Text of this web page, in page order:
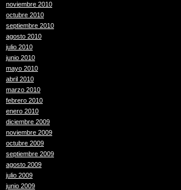
noviembre 2010
octubre 2010
septiembre 2010
agosto 2010
julio 2010
junio 2010
mayo 2010
abril 2010
marzo 2010
febrero 2010
enero 2010
diciembre 2009
noviembre 2009
octubre 2009
septiembre 2009
agosto 2009
julio 2009
junio 2009